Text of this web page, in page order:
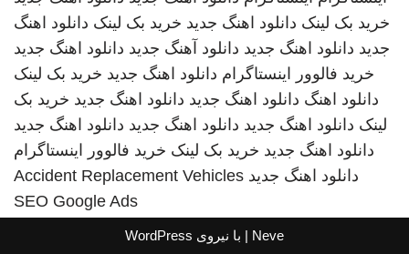
خرید بک لینک دانلود اهنگ جدید خرید بک لینک دانلود اهنگ
جدید دانلود اهنگ جدید دانلود آهنگ جدید دانلود اهنگ جدید
خرید فالوور اینستاگرام دانلود اهنگ جدید خرید بک لینک
دانلود اهنگ دانلود اهنگ جدید دانلود اهنگ جدید خرید بک
لینک دانلود اهنگ جدید دانلود اهنگ جدید دانلود اهنگ جدید
دانلود اهنگ جدید خرید بک لینک خرید فالوور اینستاگرام
دانلود اهنگ جدید Accident Replacement Vehicles
SEO Google Ads
Neve | با نیروی WordPress